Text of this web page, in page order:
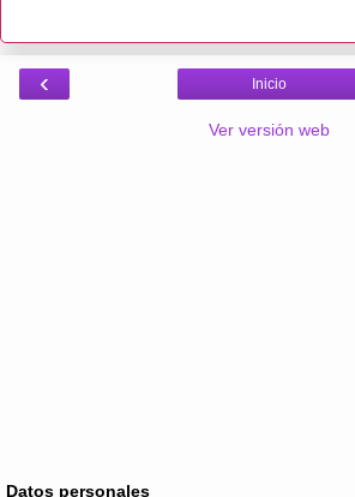
‹ Inicio
Ver versión web
Datos personales